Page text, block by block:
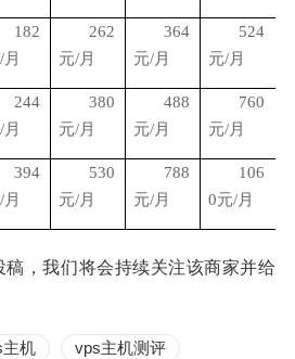
182
262
元/月
364
元/月
524
元/月
244
380
元/月
488
元/月
760
元/月
394
530
元/月
788
元/月
106
0元/月
稿，我们将会持续关注该商家并给
机 vps主机测评